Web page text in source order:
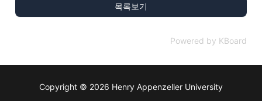
목록보기
Powered by KBoard
Copyright © 2026 Henry Appenzeller University